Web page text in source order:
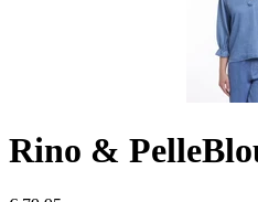
Rino & Pelle